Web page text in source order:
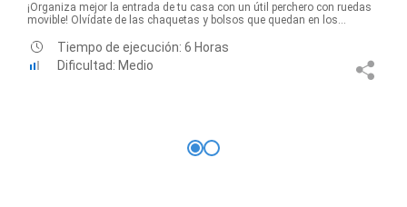
¡Organiza mejor la entrada de tu casa con un útil perchero con ruedas
movible! Olvídate de las chaquetas y bolsos que quedan en los...
Tiempo de ejecución: 6 Horas
Dificultad: Medio